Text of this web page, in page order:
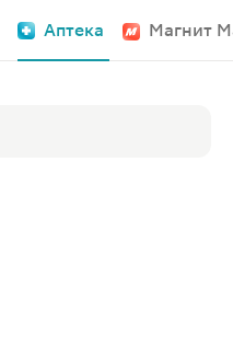
Аптека Магнит